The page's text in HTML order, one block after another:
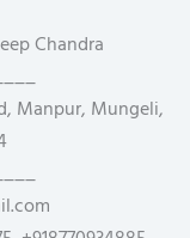
Chandra
Manpur, Mungeli,